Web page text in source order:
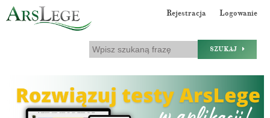
Rejestracja Logowanie
SZUKAJ